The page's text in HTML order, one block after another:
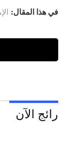
في هذا المقال:
رائج الآن